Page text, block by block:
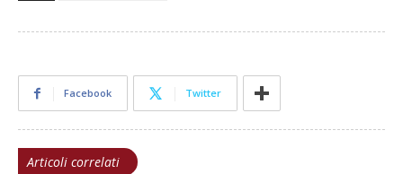
Facebook Twitter
Articoli correlati